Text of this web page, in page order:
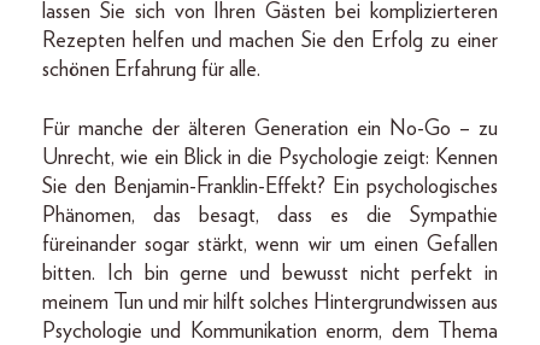
lassen Sie sich von Ihren Gästen bei komplizierteren
Rezepten helfen und machen Sie den Erfolg zu einer
schönen Erfahrung für alle.
Für manche der älteren Generation ein No-Go – zu
Unrecht, wie ein Blick in die Psychologie zeigt: Kennen
Sie den Benjamin-Franklin-Effekt? Ein psychologisches
Phänomen, das besagt, dass es die Sympathie
füreinander sogar stärkt, wenn wir um einen Gefallen
bitten. Ich bin gerne und bewusst nicht perfekt in
meinem Tun und mir hilft solches Hintergrundwissen aus
Psychologie und Kommunikation enorm, dem Thema